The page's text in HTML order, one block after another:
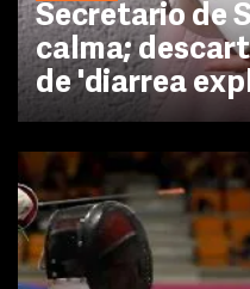
Secretario de
calma;
de 'diarrea